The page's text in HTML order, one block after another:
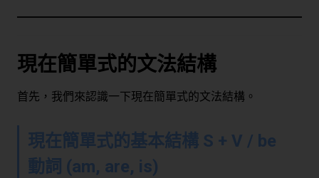
現在簡單式的文法結構
首先，我們來認識一下現在簡單式的文法結構。
現在簡單式的基本結構 S + V / be
動詞 (am, are, is)